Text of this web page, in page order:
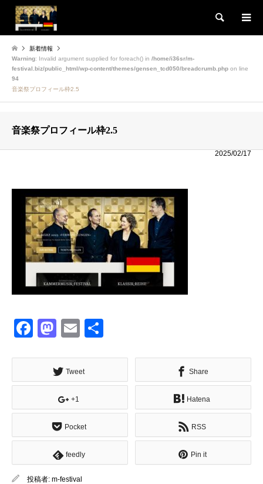
検索
新着情報
Warning: Invalid argument supplied for foreach() in /home/i36sr/m-
festival.biz/public_html/wp-content/themes/gensen_tcd050/breadcrumb.php on line
94
音楽祭プロフィール枠2.5
音楽祭プロフィール枠2.5
2025/02/17
Facebook
Mastodon
Email
Tweet Share
+1 Hatena
Pocket RSS
feedly Pin it
投稿者: m-festival